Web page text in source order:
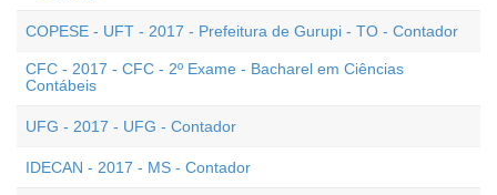
COPESE - UFT - 2017 - Prefeitura de Gurupi - TO - Contador
CFC - 2017 - CFC - 2º Exame - Bacharel em Ciências
Contábeis
UFG - 2017 - UFG - Contador
IDECAN - 2017 - MS - Contador